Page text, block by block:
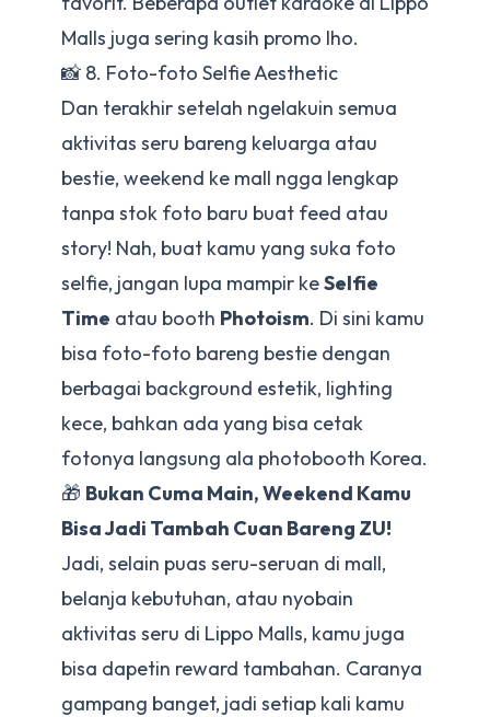
Malls juga sering kasih promo lho.
📸 8. Foto-foto Selfie Aesthetic
Dan terakhir setelah ngelakuin semua
aktivitas seru bareng keluarga atau
bestie, weekend ke mall ngga lengkap
tanpa stok foto baru buat feed atau
story! Nah, buat kamu yang suka foto
selfie, jangan lupa mampir keSelfie
Time atau booth Photoism. Di sini kamu
bisa foto-foto bareng bestie dengan
berbagai background estetik, lighting
kece, bahkan ada yang bisa cetak
fotonya langsung ala photobooth Korea.
🎁 Bukan Cuma Main, Weekend Kamu
Bisa Jadi Tambah Cuan Bareng ZU!
Jadi, selain puas seru-seruan di mall,
belanja kebutuhan, atau nyobain
aktivitas seru di Lippo Malls, kamu juga
bisa dapetin reward tambahan. Caranya
gampang banget, jadi setiap kali kamu